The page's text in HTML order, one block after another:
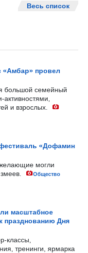
Весь список
«Амбар» провел
большой семейный
и взрослых.
«Дофамин
могли
Общество
масштабное
празднованию Дня
классы,
тренинги, ярмарка